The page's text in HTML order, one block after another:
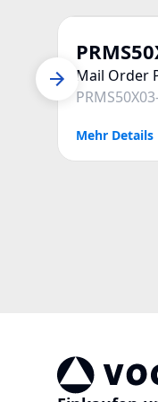
Mail Order
Mehr Details